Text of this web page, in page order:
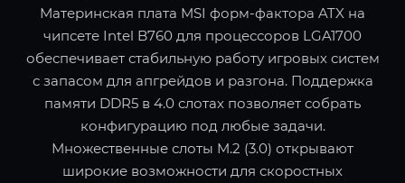
Материнская плата MSI форм-фактора ATX на
чипсете Intel B760 для процессоров LGA1700
обеспечивает стабильную работу игровых систем
с запасом для апгрейдов и разгона. Поддержка
памяти DDR5 в 4.0 слотах позволяет собрать
конфигурацию под любые задачи.
Множественные слоты M.2 (3.0) открывают
широкие возможности для скоростных